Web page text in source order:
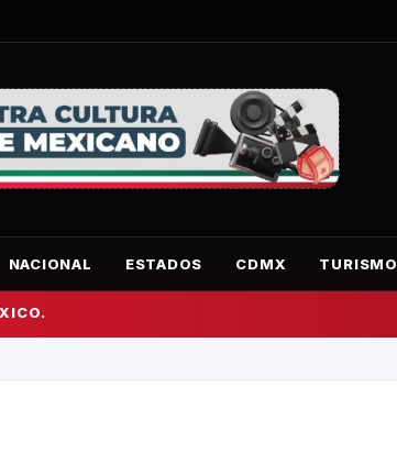
NACIONAL ESTADOS CDMX TURISMO